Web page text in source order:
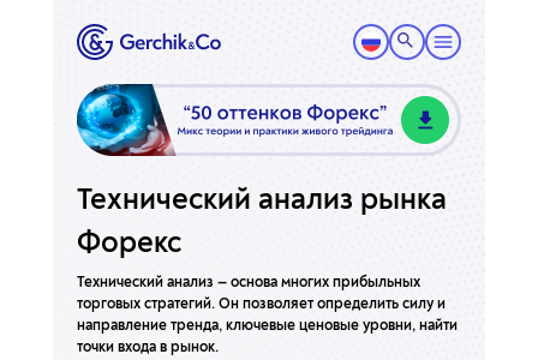
Технический анализ рынка
Форекс
Технический анализ — основа многих прибыльных
торговых стратегий. Он позволяет определить силу и
направление тренда, ключевые ценовые уровни, найти
точки входа в рынок.